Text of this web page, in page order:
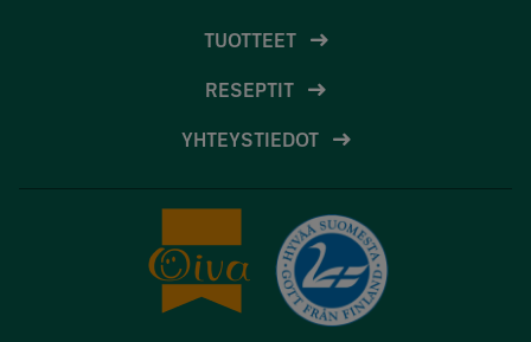
TUOTTEET
RESEPTIT
YHTEYSTIEDOT